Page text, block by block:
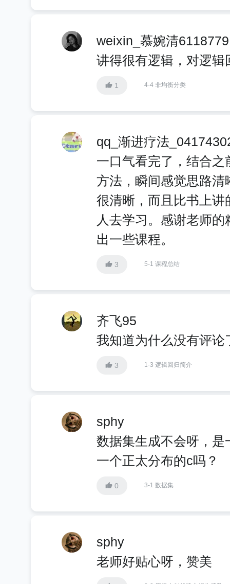
weixin_慕婉清6118779
讲得很有逻辑，对逻辑
1 4-4 非均衡分类
qq_渐进疗法
一口气看完了，结合
方法，瞬间感觉思路
很清晰，而且比书上
人去学习。感谢老师
出一些课程。
3 5-1 课程总结
齐飞95
我知道为什么没有评
3 1-3 逻辑回归简介
sphy
数据集生成不会呀，
一个正太分布的c吗？
0 3-1 数据集
sphy
老师好贴心呀，赞美